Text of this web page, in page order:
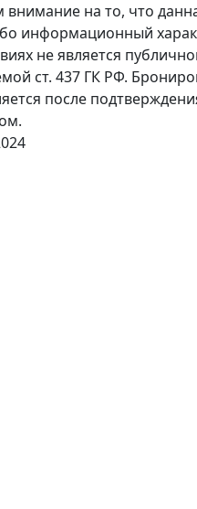
на то, что
информационный
не является
ст. 437 ГК РФ.
после